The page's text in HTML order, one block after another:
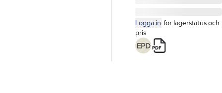
Logga in för lagerstatus och
pris